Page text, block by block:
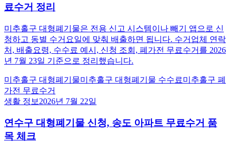
료수거 정리
미추홀구 대형폐기물은 전용 신고 시스템이나 빼기 앱으로 신
청하고 동별 수거요일에 맞춰 배출하면 됩니다. 수거업체 연락
처, 배출요령, 수수료 예시, 신청 조회, 폐가전 무료수거를 2026
년 7월 23일 기준으로 정리했습니다.
미추홀구 대형폐기물미추홀구 대형폐기물 수수료미추홀구 폐
가전 무료수거
생활 정보 2026년 7월 22일
연수구 대형폐기물 신청, 송도 아파트 무료수거 품
목 체크